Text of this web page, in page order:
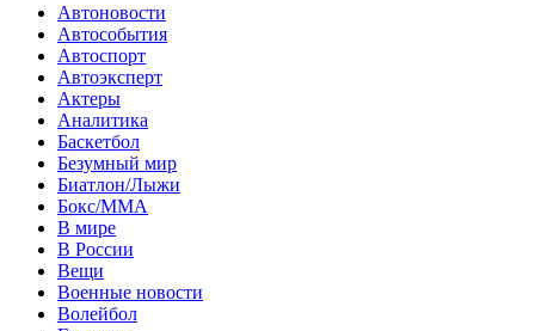
Автоновости
Автособытия
Автоспорт
Автоэксперт
Актеры
Аналитика
Баскетбол
Безумный мир
Биатлон/Лыжи
Бокс/MMA
В мире
В России
Вещи
Военные новости
Волейбол